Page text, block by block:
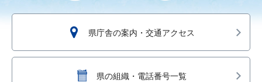
県庁舎の案内・交通アクセス
県の組織・電話番号一覧